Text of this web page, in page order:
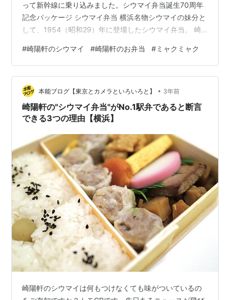
って新幹線に乗り込みました。シウマイ弁当誕生70周年
記念パッケージ シウマイ弁当 横浜名物シウマイの妹分と
して、1954（昭和29）年に登場したシウマイ弁当。 崎
の方に親しまれ続けています。（崎陽軒HPより）新幹線
で食べるお弁当って美味しいんですよね。カロリー
772kcalとちょっとハードですが、固めのご飯とぷりぷり
焼売がマッチしド定番の確かな味。やっぱりうまいぞ！
崎陽軒のシウマイ弁当！完食し満腹でぐっすりばったり
新神戸まで爆睡して戻りました。…
#崎陽軒のシウマイ #崎陽軒のお弁当 #ミャクミャク
本能ブログ【東京とカメラといろいろと】 • 3年前
崎陽軒の"シウマイ弁当"がNo.1駅弁であると断言
できる3つの理由【横浜】
崎陽軒のシウマイは何もつけなくても味がついているの